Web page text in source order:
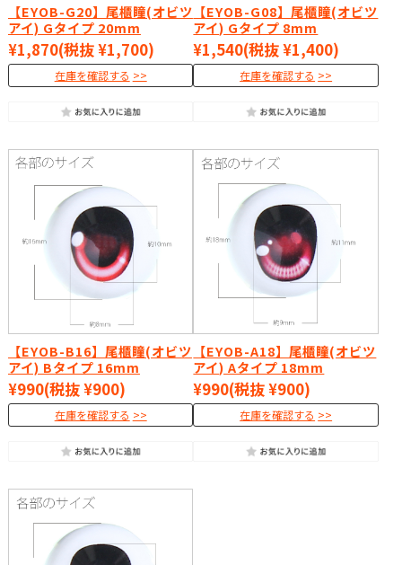
【EYOB-G20】尾櫃瞳(オビツ
アイ) Gタイプ 20mm
¥1,870(税抜 ¥1,700)
在庫を確認する
【EYOB-G08】尾櫃瞳(オビツ
アイ) Gタイプ 8mm
¥1,540(税抜 ¥1,400)
在庫を確認する
【EYOB-B16】尾櫃瞳(オビツ
アイ) Bタイプ 16mm
¥990(税抜 ¥900)
在庫を確認する
【EYOB-A18】尾櫃瞳(オビツ
アイ) Aタイプ 18mm
¥990(税抜 ¥900)
在庫を確認する